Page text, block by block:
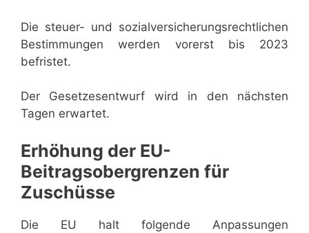
Die steuer- und sozialversicherungsrechtlichen
Bestimmungen werden vorerst bis 2023
befristet.
Der Gesetzesentwurf wird in den nächsten
Tagen erwartet.
Erhöhung der EU-
Beitragsobergrenzen für
Zuschüsse
Die EU halt folgende Anpassungen